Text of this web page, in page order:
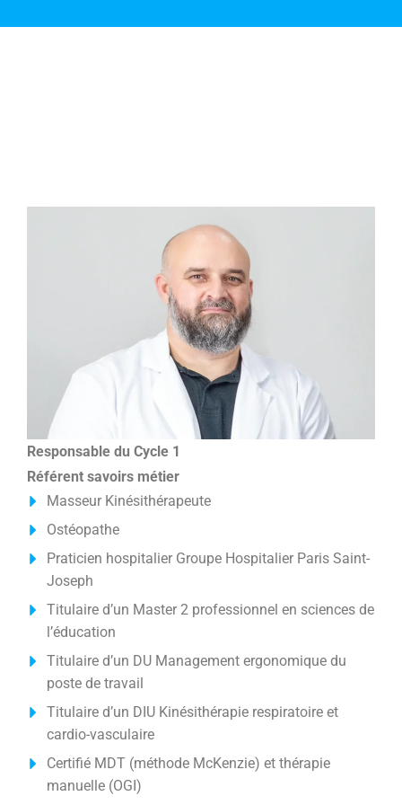
Responsable du Cycle 1
Référent savoirs métier
Masseur Kinésithérapeute
Ostéopathe
Praticien hospitalier Groupe Hospitalier Paris Saint-
Joseph
Titulaire d’un Master 2 professionnel en sciences de
l’éducation
Titulaire d’un DU Management ergonomique du
poste de travail
Titulaire d’un DIU Kinésithérapie respiratoire et
cardio-vasculaire
Certifié MDT (méthode McKenzie) et thérapie
manuelle (OGI)